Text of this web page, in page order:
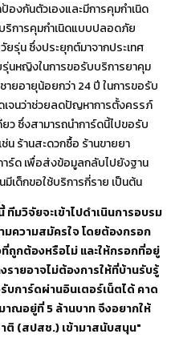
งกันตัวเองและมีการคุมกำเนิด
ริการคุมกำเนิดแบบปลอดภัย
ยรุ่น ซึ่งประยุกต์มาจากประเทศ
นหญิงในการขอรับบริการยาคุม
ยอายุน้อยกว่า 24 ปี ในการขอรับ
จนว่าช่วยลดปัญหาการตั้งครรภ์
ยว ซึ่งสามารถนำการ์ดนี้ไปขอรับ
น ร้านสะดวกซื้อ ร้านขายยา
ร์ด เพื่อส่งข้อมูลกลับไปยังฐาน
มีเด็กขอใช้บริการกี่ราย เป็นต้น
ทีมวิจัยจะเข้าไปดำเนินการอบรม
ความสมัครใจ โดยต้องกรอก
ถูกต้องหรือไม่ และให้กรอกที่อยู่
รายอาจไม่ต้องการให้ที่บ้านรับรู้
บการ์ดผ่านอินเตอร์เน็ตได้ คาด
มาณอยู่ที่ 5 ล้านบาท จึงอยากให้
ติ (สปสช.) เข้ามาสนับสนุน"